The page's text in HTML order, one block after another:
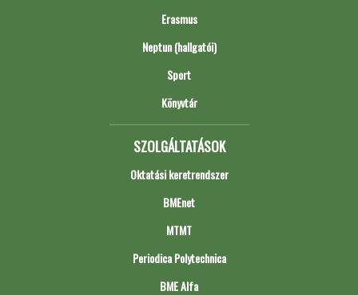
Erasmus
Neptun (hallgatói)
Sport
Könyvtár
SZOLGÁLTATÁSOK
Oktatási keretrendszer
BMEnet
MTMT
Periodica Polytechnica
BME Alfa